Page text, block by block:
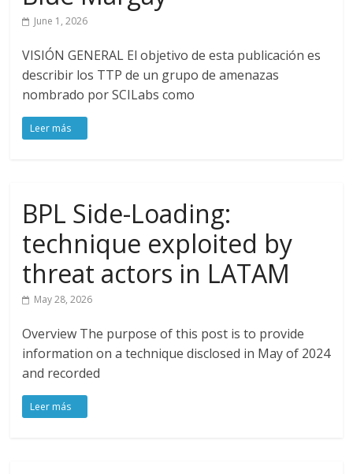
June 1, 2026
VISIÓN GENERAL El objetivo de esta publicación es
describir los TTP de un grupo de amenazas
nombrado por SCILabs como
BPL Side-Loading:
technique exploited by
threat actors in LATAM
May 28, 2026
Overview The purpose of this post is to provide
information on a technique disclosed in May of 2024
and recorded